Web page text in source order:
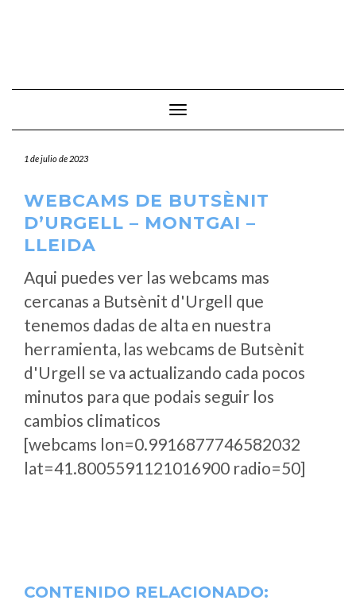
Cambiar modo de navegación
1 de julio de 2023
WEBCAMS DE BUTSÈNIT
D’URGELL – MONTGAI –
LLEIDA
Aqui puedes ver las webcams mas
cercanas a Butsènit d'Urgell que
tenemos dadas de alta en nuestra
herramienta, las webcams de Butsènit
d'Urgell se va actualizando cada pocos
minutos para que podais seguir los
cambios climaticos
[webcams lon=0.9916877746582032
lat=41.8005591121016900 radio=50]
CONTENIDO RELACIONADO: